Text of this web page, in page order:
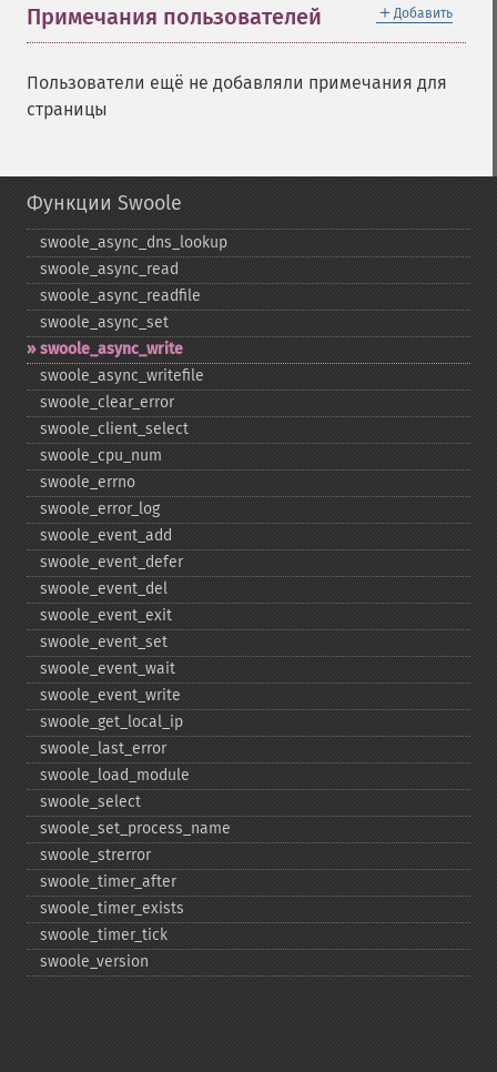
＋ Добавить
Примечания пользователей
Пользователи ещё не добавляли примечания для
страницы
Функции Swoole
swoole_​async_​dns_​lookup
swoole_​async_​read
swoole_​async_​readfile
swoole_​async_​set
swoole_​async_​write
swoole_​async_​writefile
swoole_​clear_​error
swoole_​client_​select
swoole_​cpu_​num
swoole_​errno
swoole_​error_​log
swoole_​event_​add
swoole_​event_​defer
swoole_​event_​del
swoole_​event_​exit
swoole_​event_​set
swoole_​event_​wait
swoole_​event_​write
swoole_​get_​local_​ip
swoole_​last_​error
swoole_​load_​module
swoole_​select
swoole_​set_​process_​name
swoole_​strerror
swoole_​timer_​after
swoole_​timer_​exists
swoole_​timer_​tick
swoole_​version